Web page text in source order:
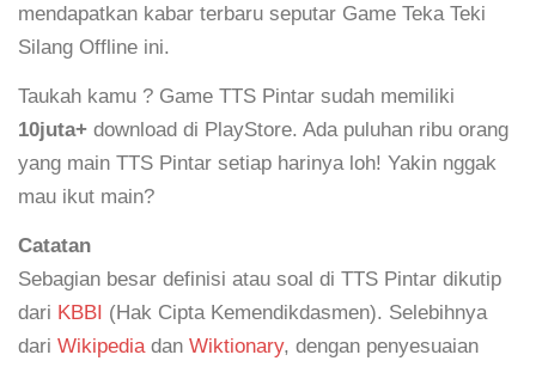
mendapatkan kabar terbaru seputar Game Teka Teki
Silang Offline ini.
Taukah kamu ? Game TTS Pintar sudah memiliki
10juta+ download di PlayStore. Ada puluhan ribu orang
yang main TTS Pintar setiap harinya loh! Yakin nggak
mau ikut main?
Catatan
Sebagian besar definisi atau soal di TTS Pintar dikutip
dari KBBI (Hak Cipta Kemendikdasmen). Selebihnya
dari Wikipediadan Wiktionary, dengan penyesuaian